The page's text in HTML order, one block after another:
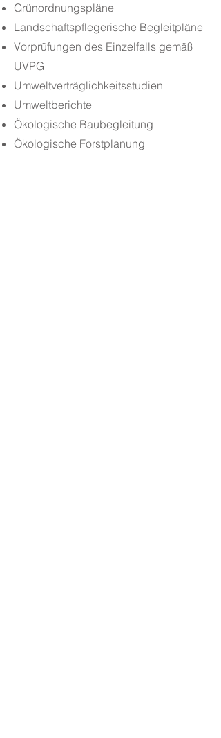
Grünordnungspläne
Landschaftspflegerische Begleitpläne
Vorprüfungen des Einzelfalls gemäß
UVPG
Umweltverträglichkeitsstudien
Umweltberichte
Ökologische Baubegleitung
Ökologische Forstplanung